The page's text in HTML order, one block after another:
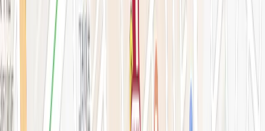
예약 확인·취소